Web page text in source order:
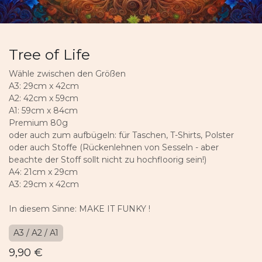
Tree of Life
Wähle zwischen den Größen
A3: 29cm x 42cm
A2: 42cm x 59cm
A1: 59cm x 84cm
Premium 80g
oder auch zum aufbügeln: für Taschen, T-Shirts, Polster
oder auch Stoffe (Rückenlehnen von Sesseln - aber
beachte der Stoff sollt nicht zu hochfloorig sein!)
A4: 21cm x 29cm
A3: 29cm x 42cm
In diesem Sinne: MAKE IT FUNKY !
A3 / A2 / A1
9,90 €